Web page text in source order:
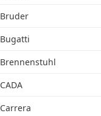
Bruder
Bugatti
Brennenstuhl
CADA
Carrera